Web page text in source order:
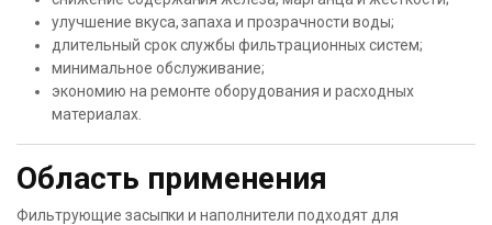
улучшение вкуса, запаха и прозрачности воды;
длительный срок службы фильтрационных систем;
минимальное обслуживание;
экономию на ремонте оборудования и расходных
материалах.
Область применения
Фильтрующие засыпки и наполнители подходят для